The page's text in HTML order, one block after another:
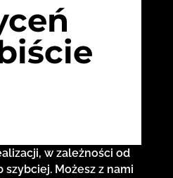
w zależności od
Możesz z nami